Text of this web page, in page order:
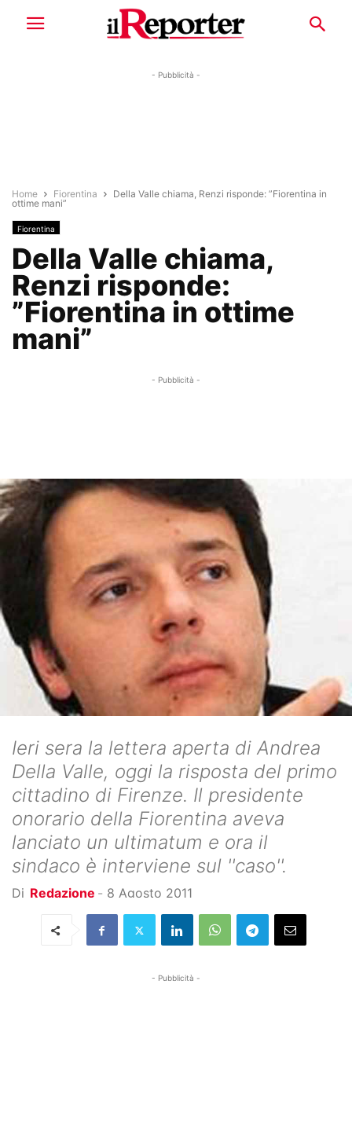
- Pubblicità -
Home Fiorentina
Della Valle chiama, Renzi risponde: ”Fiorentina in
ottime mani”
Fiorentina
Della Valle chiama,
Renzi risponde:
”Fiorentina in ottime
mani”
- Pubblicità -
Ieri sera la lettera aperta di Andrea
Della Valle, oggi la risposta del primo
cittadino di Firenze. Il presidente
onorario della Fiorentina aveva
lanciato un ultimatum e ora il
sindaco è interviene sul ''caso''.
Di Redazione - 8 Agosto 2011
- Pubblicità -